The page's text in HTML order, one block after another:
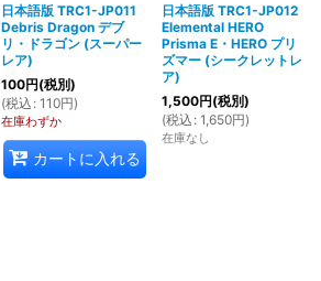
日本語版 TRC1-JP011
Debris Dragon デブ
リ・ドラゴン (スーパー
レア)
100円(税別)
(税込 : 110円)
在庫わずか
カートに入れる
日本語版 TRC1-JP012
Elemental HERO
Prisma E・HERO プリ
ズマー (シークレットレ
ア)
1,500円(税別)
(税込 : 1,650円)
在庫なし